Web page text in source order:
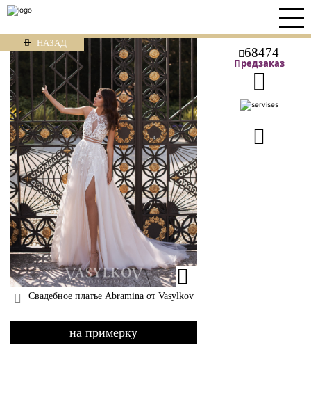
НАЗАД
68474
Предзаказ
Свадебное платье Abramina от Vasylkov
на примерку